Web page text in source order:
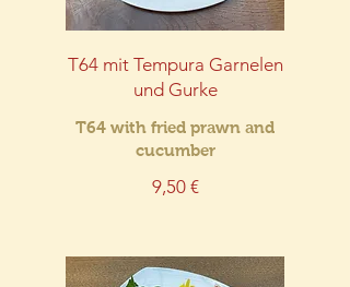
T64 mit Tempura Garnelen
und Gurke
T64 with fried prawn and
cucumber
9,50 €